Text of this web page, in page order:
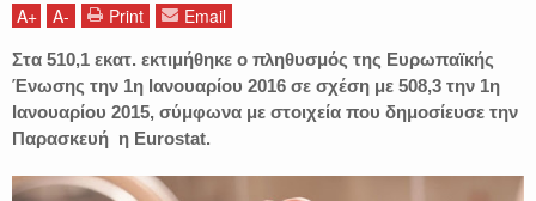
A+ A- Print Email
Στα 510,1 εκατ. εκτιμήθηκε ο πληθυσμός της Ευρωπαϊκής
Ένωσης την 1η Ιανουαρίου 2016 σε σχέση με 508,3 την 1η
Ιανουαρίου 2015, σύμφωνα με στοιχεία που δημοσίευσε την
Παρασκευή η Eurostat.